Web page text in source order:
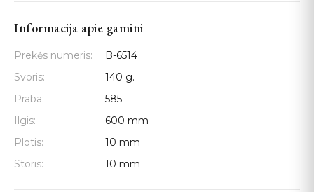
Informacija apie gamini
Prekės numeris:
B-6514
Svoris:
140 g.
Praba:
585
Ilgis:
600 mm
Plotis:
10 mm
Storis:
10 mm